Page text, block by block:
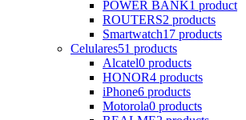
POWER BANK1 product
ROUTERS2 products
Smartwatch17 products
Celulares51 products
Alcatel0 products
HONOR4 products
iPhone6 products
Motorola0 products